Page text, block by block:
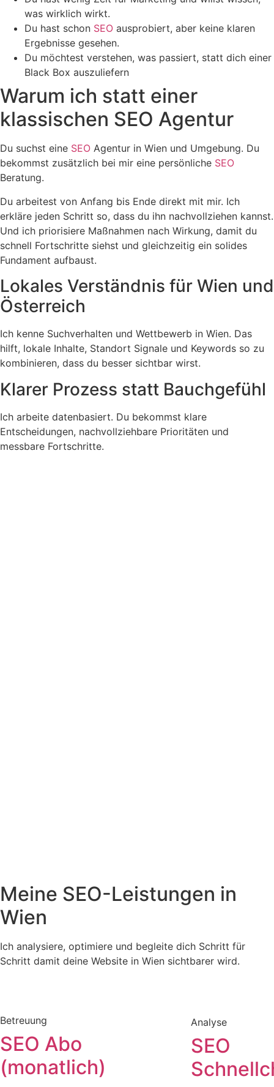
was wirklich wirkt.
Du hast schon SEO ausprobiert, aber keine klaren
Ergebnisse gesehen.
Du möchtest verstehen, was passiert, statt dich einer
Black Box auszuliefern
Warum ich statt einer
klassischen SEO Agentur
Du suchst eine SEO Agentur in Wien und Umgebung. Du
bekommst zusätzlich bei mir eine persönliche SEO
Beratung.
Du arbeitest von Anfang bis Ende direkt mit mir. Ich
erkläre jeden Schritt so, dass du ihn nachvollziehen kannst.
Und ich priorisiere Maßnahmen nach Wirkung, damit du
schnell Fortschritte siehst und gleichzeitig ein solides
Fundament aufbaust.
Lokales Verständnis für Wien und
Österreich
Ich kenne Suchverhalten und Wettbewerb in Wien. Das
hilft, lokale Inhalte, Standort Signale und Keywords so zu
kombinieren, dass du besser sichtbar wirst.
Klarer Prozess statt Bauchgefühl
Ich arbeite datenbasiert. Du bekommst klare
Entscheidungen, nachvollziehbare Prioritäten und
messbare Fortschritte.
Meine SEO-Leistungen in
Wien
Ich analysiere, optimiere und begleite dich Schritt für
Schritt damit deine Website in Wien sichtbarer wird.
Betreuung
SEO Abo
(monatlich)
Analyse
SEO